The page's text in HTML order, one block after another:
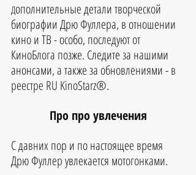
Дополнительные детали творческой
биографии Дрю Фуллера, в отношении
кино и ТВ - особо, последуют от
КиноБлога позже. Следите за нашими
анонсами, а также за обновлениями - в
реестре RU KinoStarz®.
Про про увлечения
С давних пор и по настоящее время
Дрю Фуллер увлекается мотогонками.